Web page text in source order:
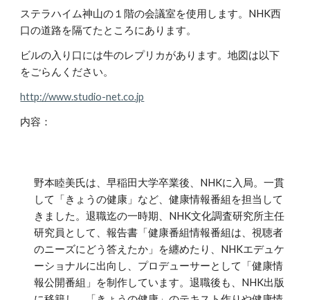
ステラハイム神山の１階の会議室を使用します。NHK西
口の道路を隔てたところにあります。
ビルの入り口には牛のレプリカがあります。地図は以下
をごらんください。
http://www.studio-net.co.jp
内容：
野本睦美氏は、早稲田大学卒業後、NHKに入局。一貫
して「きょうの健康」など、健康情報番組を担当して
きました。退職迄の一時期、NHK文化調査研究所主任
研究員として、報告書「健康番組情報番組は、視聴者
のニーズにどう答えたか」を纏めたり、NHKエデュケ
ーショナルに出向し、プロデューサーとして「健康情
報公開番組」を制作しています。退職後も、NHK出版